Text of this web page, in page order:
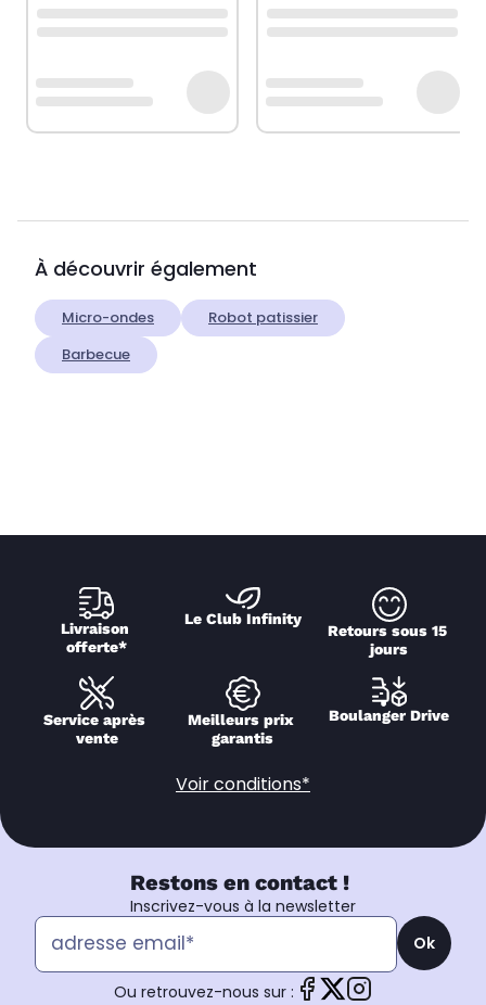
À découvrir également
Micro-ondes
Robot patissier
Barbecue
Livraison
offerte*
Le Club Infinity
Retours sous 15
jours
Service après
vente
Meilleurs prix
garantis
Boulanger Drive
Voir conditions*
Restons en contact !
Inscrivez-vous à la newsletter
Ok
Ou retrouvez-nous sur :